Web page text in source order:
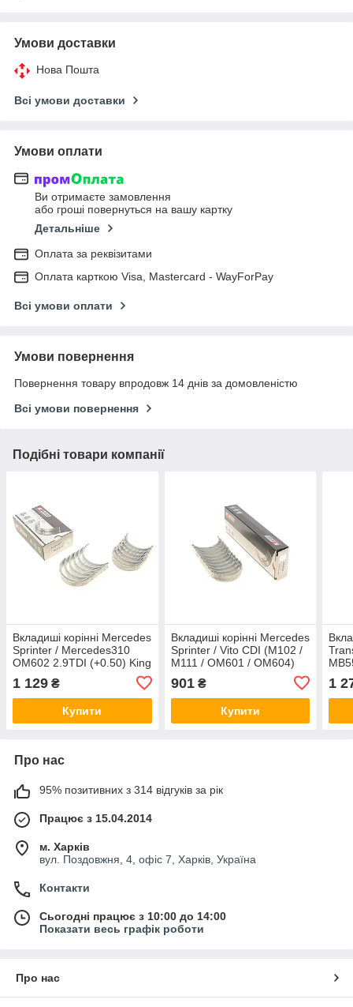
Умови доставки
Нова Пошта
Всі умови доставки
Умови оплати
Ви отримаєте замовлення
або гроші повернуться на вашу картку
Детальніше
Оплата за реквізитами
Оплата карткою Visa, Mastercard - WayForPay
Всі умови оплати
Умови повернення
Повернення товару впродовж 14 днів за домовленістю
Всі умови повернення
Подібні товари компанії
Вкладиші корінні Mercedes
Sprinter / Mercedes310
OM602 2.9TDI (+0.50) King
1 129 ₴
Купити
Вкладиші корінні Mercedes
Sprinter / Vito CDI (M102 /
M111 / OM601 / OM604)
(+0.50) King MB5117AM05
901₴
Купити
1
Про нас
95% позитивних з 314 відгуків за рік
Працює з 15.04.2014
м. Харків
вул. Поздовжня, 4, офіс 7, Харків, Україна
Контакти
Сьогодні працює з 10:00 до 14:00
Показати весь графік роботи
Про нас